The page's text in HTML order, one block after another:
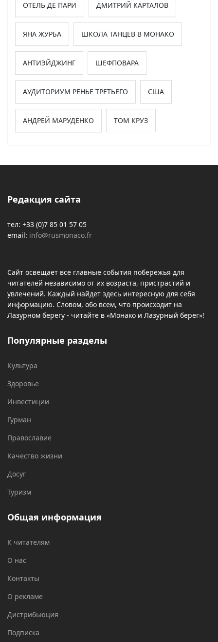
ОТЕЛЬ ДЕ ПАРИ ДМИТРИЙ КАРТАЛОВ
ЯНА ЖУРБА ШКОЛА ТАНЦЕВ В МОНАКО
АНТИЭЙДЖИНГ ШЕФПОВАРА
АУДИТОРИУМ РЕНЬЕ ТРЕТЬЕГО США
АНДРЕЙ МАРУДЕНКО ТОМ КРУЗ
Редакция сайта
тел: +33 (0)7 85 01 57 05
email: info@rusmonaco.fr
Сайт освещает все главные события побережья для
читателей независимо от их возраста, пристрастий и
увлечений. Каждый найдет здесь интересную для себя
информацию. Словом, обо всем, что происходит на
Лазурном берегу - читайте в «Монако и Лазурный берег»!
Популярные разделы
Культура
Здоровье
Инвестиции
Гурман
Православие
Качество жизни
Досуг
Туризм
Общая информация
К читателям
О нас
Контакты
О рекламе
Дистрибьюция
Подписка